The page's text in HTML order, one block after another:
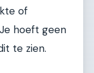
of
hoeft geen
te zien.